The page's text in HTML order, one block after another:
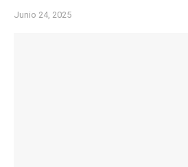
Junio 24, 2025